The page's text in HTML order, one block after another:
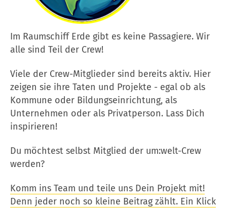
Im Raumschiff Erde gibt es keine Passagiere. Wir
alle sind Teil der Crew!
Viele der Crew-Mitglieder sind bereits aktiv. Hier
zeigen sie ihre Taten und Projekte - egal ob als
Kommune oder Bildungseinrichtung, als
Unternehmen oder als Privatperson. Lass Dich
inspirieren!
Du möchtest selbst Mitglied der um:welt-Crew
werden?
Komm ins Team und teile uns Dein Projekt mit!
Denn jeder noch so kleine Beitrag zählt. Ein Klick